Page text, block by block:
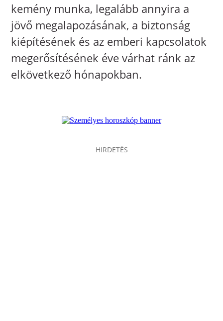
kemény munka, legalább annyira a
jövő megalapozásának, a biztonság
kiépítésének és az emberi kapcsolatok
megerősítésének éve várhat ránk az
elkövetkező hónapokban.